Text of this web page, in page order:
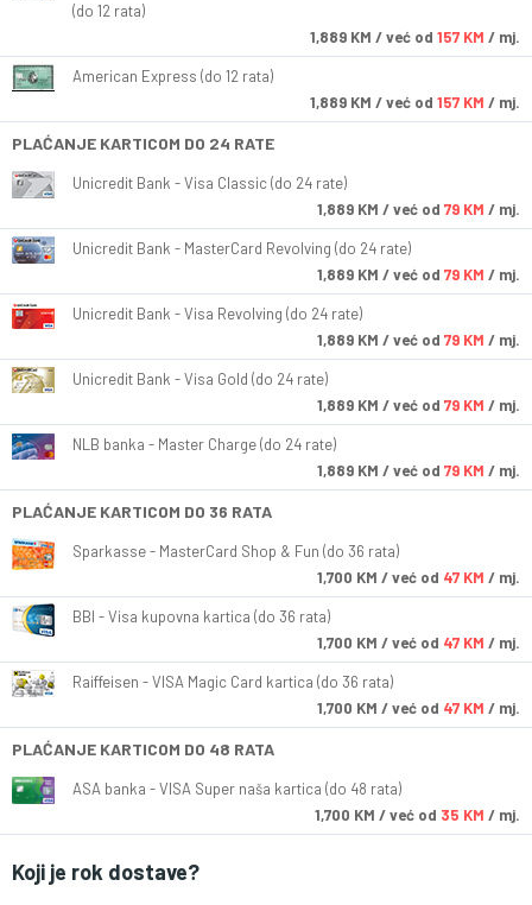
(do 12 rata)
1,889 KM / već od 157 KM / mj.
American Express (do 12 rata)
1,889 KM / već od 157 KM / mj.
PLAĆANJE KARTICOM DO 24 RATE
Unicredit Bank - Visa Classic (do 24 rate)
1,889 KM / već od 79 KM / mj.
Unicredit Bank - MasterCard Revolving (do 24 rate)
1,889 KM / već od 79 KM / mj.
Unicredit Bank - Visa Revolving (do 24 rate)
1,889 KM / već od 79 KM / mj.
Unicredit Bank - Visa Gold (do 24 rate)
1,889 KM / već od 79 KM / mj.
NLB banka - Master Charge (do 24 rate)
1,889 KM / već od 79 KM / mj.
PLAĆANJE KARTICOM DO 36 RATA
Sparkasse - MasterCard Shop & Fun (do 36 rata)
1,700 KM / već od 47 KM / mj.
BBI - Visa kupovna kartica (do 36 rata)
1,700 KM / već od 47 KM / mj.
Raiffeisen - VISA Magic Card kartica (do 36 rata)
1,700 KM / već od 47 KM / mj.
PLAĆANJE KARTICOM DO 48 RATA
ASA banka - VISA Super naša kartica (do 48 rata)
1,700 KM / već od 35 KM / mj.
Koji je rok dostave?